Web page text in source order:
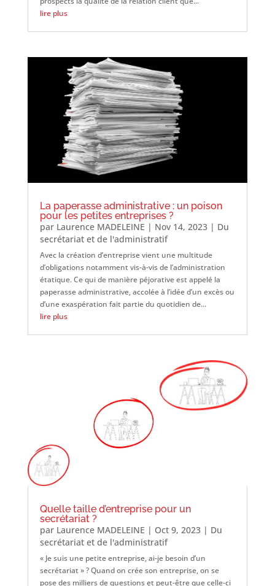
lire plus
La paperasse administrative : un poison
pour les petites entreprises ?
par Laurence MADELEINE | Nov 14, 2023| Du
secrétariat et de l'administratif
Avec la création d’entreprise vient une multitude
d’obligations notamment vis-à-vis de l’administration
étatique. Ce qui de manière péjorative est appelé la
paperasse administrative, accolée à l’idée d’un excès ou
d’une exaspération fait partie du quotidien de...
lire plus
Quelle taille d’entreprise pour un
secrétariat ?
par Laurence MADELEINE | Oct 9, 2023| Du
secrétariat et de l'administratif
« Je suis une petite entreprise, ai-je besoin d’un
secrétariat » ? Quand on crée son entreprise, on se
pose des milliers de questions et peut-être que celle-ci